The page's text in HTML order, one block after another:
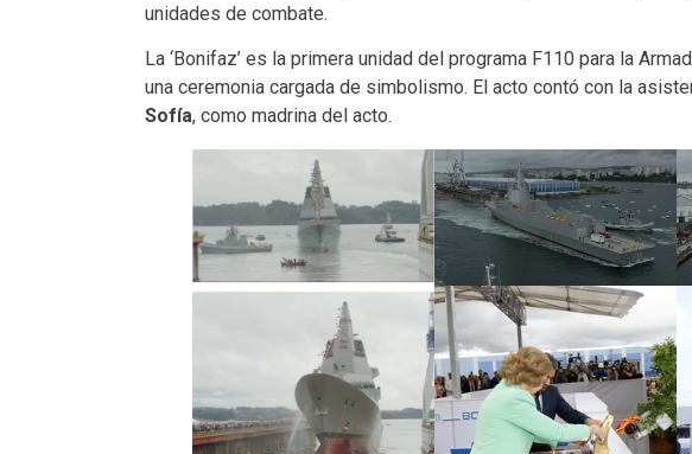
unidades de combate.
La ‘Bonifaz’ es la primera unidad del programa F110 para la
una ceremonia cargada de simbolismo. El acto contó con la
Sofía, como madrina del acto.